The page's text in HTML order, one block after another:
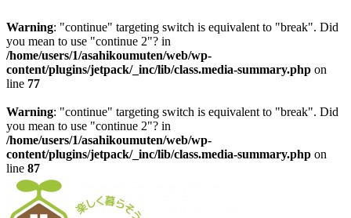
Warning: "continue" targeting switch is equivalent to "break". Did
you mean to use "continue 2"? in
/home/users/1/asahikoumuten/web/wp-
content/plugins/jetpack/_inc/lib/class.media-summary.php on
line 77
Warning: "continue" targeting switch is equivalent to "break". Did
you mean to use "continue 2"? in
/home/users/1/asahikoumuten/web/wp-
content/plugins/jetpack/_inc/lib/class.media-summary.php on
line 87